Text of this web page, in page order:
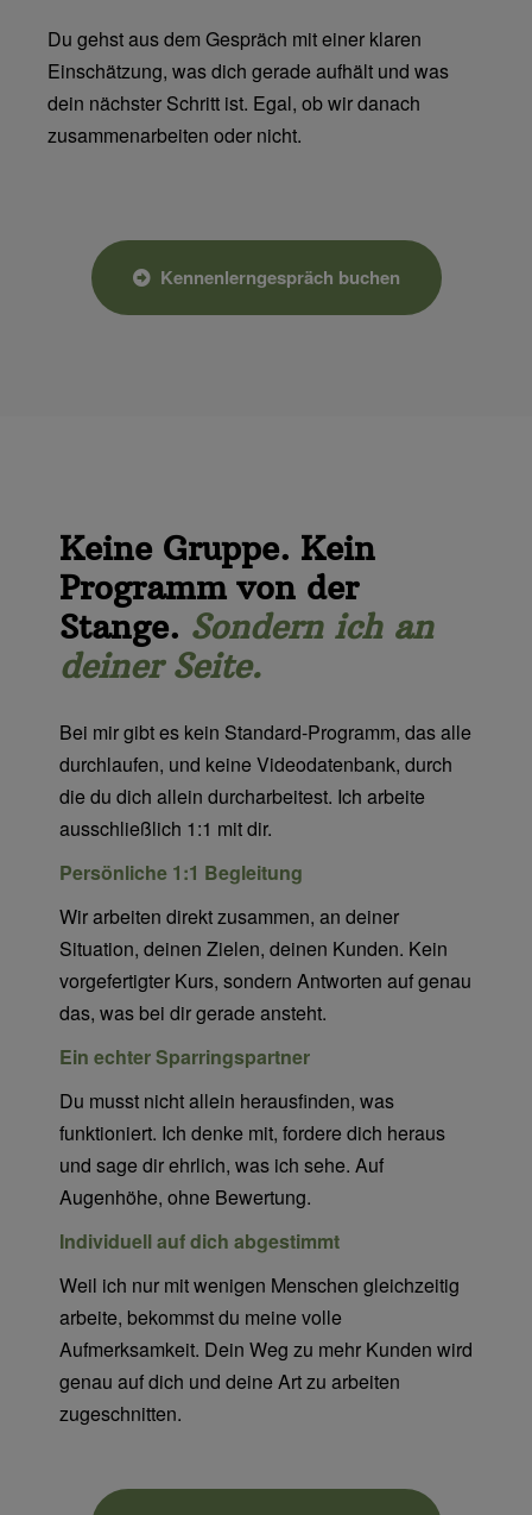
Du gehst aus dem Gespräch mit einer klaren
Einschätzung, was dich gerade aufhält und was
dein nächster Schritt ist. Egal, ob wir danach
zusammenarbeiten oder nicht.
Kennenlerngespräch buchen
Keine Gruppe. Kein
Programm von der
Stange. Sondern ich an
deiner Seite.
Bei mir gibt es kein Standard-Programm, das alle
durchlaufen, und keine Videodatenbank, durch
die du dich allein durcharbeitest. Ich arbeite
ausschließlich 1:1 mit dir.
Persönliche 1:1 Begleitung
Wir arbeiten direkt zusammen, an deiner
Situation, deinen Zielen, deinen Kunden. Kein
vorgefertigter Kurs, sondern Antworten auf genau
das, was bei dir gerade ansteht.
Ein echter Sparringspartner
Du musst nicht allein herausfinden, was
funktioniert. Ich denke mit, fordere dich heraus
und sage dir ehrlich, was ich sehe. Auf
Augenhöhe, ohne Bewertung.
Individuell auf dich abgestimmt
Weil ich nur mit wenigen Menschen gleichzeitig
arbeite, bekommst du meine volle
Aufmerksamkeit. Dein Weg zu mehr Kunden wird
genau auf dich und deine Art zu arbeiten
zugeschnitten.